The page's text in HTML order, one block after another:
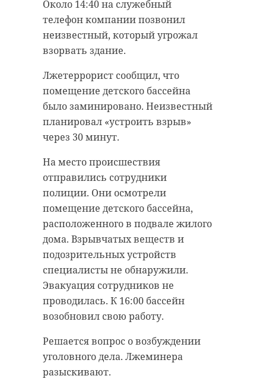
Около 14:40 на служебный
телефон компании позвонил
неизвестный, который угрожал
взорвать здание.
Лжетеррорист сообщил, что
помещение детского бассейна
было заминировано. Неизвестный
планировал «устроить взрыв»
через 30 минут.
На место происшествия
отправились сотрудники
полиции. Они осмотрели
помещение детского бассейна,
расположенного в подвале жилого
дома. Взрывчатых веществ и
подозрительных устройств
специалисты не обнаружили.
Эвакуация сотрудников не
проводилась. К 16:00 бассейн
возобновил свою работу.
Решается вопрос о возбуждении
уголовного дела. Лжеминера
разыскивают.